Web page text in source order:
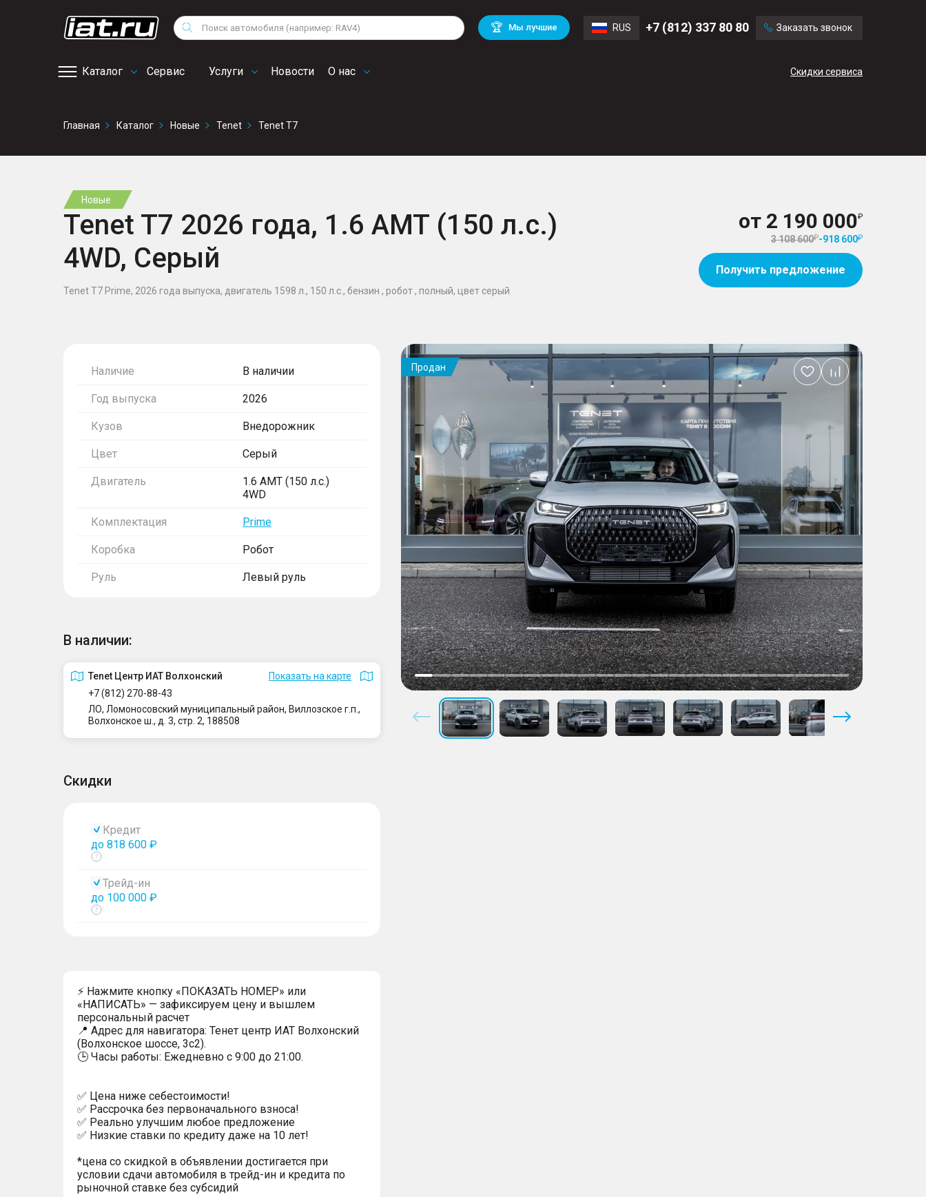
Поиск 🏆 Мы лучшие RUS +7 (812) 337 80 80 Заказать звонок
Каталог Сервис
сервис
Услуги Новости О нас Скидки сервиса
Снегоходы
Квадроциклы
Volkswagen
Mitsubishi BMW
Audi
Chevrolet Volvo
Главная Каталог Новые Tenet Tenet T7
Новые
Tenet T7 2026 года, 1.6 AMT (150 л.с.)
4WD, Серый
Tenet T7 Prime, 2026 года выпуска, двигатель 1598 л., 150 л.с., бензин , робот , полный, цвет серый
от 2 190 000
3 108 600 -918 600
Получить предложение
Наличие В наличии
Год выпуска 2026
Кузов Внедорожник
Цвет Серый
Двигатель
1.6 AMT (150 л.с.)
4WD
Комплектация Prime
Коробка Робот
Руль Левый руль
В наличии:
Tenet Центр ИАТ Волхонский
Показать на карте
+7 (812) 270-88-43
ЛО, Ломоносовский муниципальный район, Виллозское г.п.,
Волхонское ш., д. 3, стр. 2, 188508
Скидки
Кредит
до 818 600 ₽
Показать
Трейд-ин
до 100 000 ₽
Показать
⚡ Нажмите кнопку «ПОКАЗАТЬ НОМЕР» или
«НАПИСАТЬ» — зафиксируем цену и вышлем
персональный расчет
📍 Адрес для навигатора: Тенет центр ИАТ Волхонский
(Волхонское шоссе, 3с2).
🕒 Часы работы: Ежедневно с 9:00 до 21:00.
✅ Цена ниже себестоимости!
✅ Рассрочка без первоначального взноса!
✅ Реально улучшим любое предложение
✅ Низкие ставки по кредиту даже на 10 лет!
*цена со скидкой в объявлении достигается при
условии сдачи автомобиля в трейд-ин и кредита по
рыночной ставке без субсидий
Продан
Добавить
в